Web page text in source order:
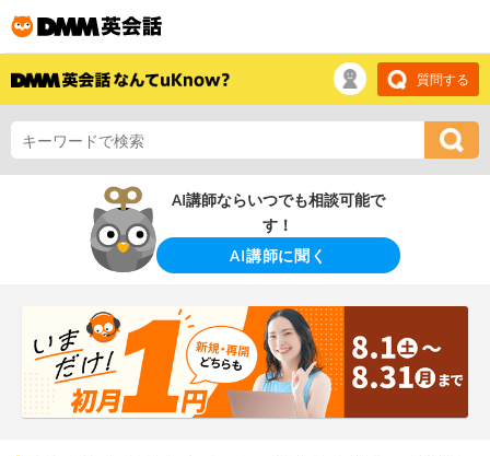
質問する
AI講師ならいつでも相談可能で
す！
AI講師に聞く